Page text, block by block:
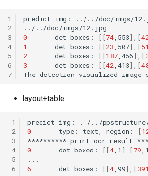
1
2
3
4
5
6
7
predict img:
0
det boxes: [[74 ,553] [
1
det boxes: [[23 ,507] [
2
det boxes: [[187 ,456] [
3
det boxes: [[42 ,413] [
The detection visualized image
layout+table
1
2
3
4
5
6
predict img:
0
type: text, region: [
********** print ocr result
0
det boxes: [[4 ,1 ] [79 ,1
6
det boxes: [[4 ,99] [391